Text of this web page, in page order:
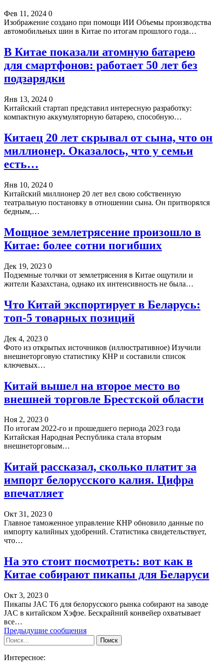
Фев 11, 2024 0
Изображение создано при помощи ИИ Объемы производства
автомобильных шин в Китае по итогам прошлого года…
В Китае показали атомную батарею
для смартфонов: работает 50 лет без
подзарядки
Янв 13, 2024 0
Китайский стартап представил интересную разработку:
компактную аккумуляторную батарею, способную…
Китаец 20 лет скрывал от сына, что он
миллионер. Оказалось, что у семьи
есть…
Янв 10, 2024 0
Китайский миллионер 20 лет вел свою собственную
театральную постановку в отношении сына. Он притворялся
бедным,…
Мощное землетрясение произошло в
Китае: более сотни погибших
Дек 19, 2023 0
Подземные толчки от землетрясения в Китае ощутили и
жители Казахстана, однако их интенсивность не была…
Что Китай экспортирует в Беларусь:
топ-5 товарных позиций
Дек 4, 2023 0
Фото из открытых источников (иллюстративное) Изучили
внешнеторговую статистику КНР и составили список
ключевых…
Китай вышел на второе место во
внешней торговле Брестской области
Ноя 2, 2023 0
По итогам 2022-го и прошедшего периода 2023 года
Китайская Народная Республика стала вторым
внешнеторговым…
Китай рассказал, сколько платит за
импорт белорусского калия. Цифра
впечатляет
Окт 31, 2023 0
Главное таможенное управление КНР обновило данные по
импорту калийных удобрений. Статистика свидетельствует,
что…
На это стоит посмотреть: вот как в
Китае собирают пикапы для Беларуси
Окт 3, 2023 0
Пикапы JAC T6 для белорусского рынка собирают на заводе
JAC в китайском Хэфэе. Бескрайний конвейер охватывает
все…
Предыдущие сообщения
Интересное: